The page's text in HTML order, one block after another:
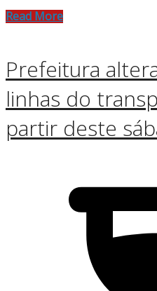
Read More
Prefeitura
linhas do
partir deste